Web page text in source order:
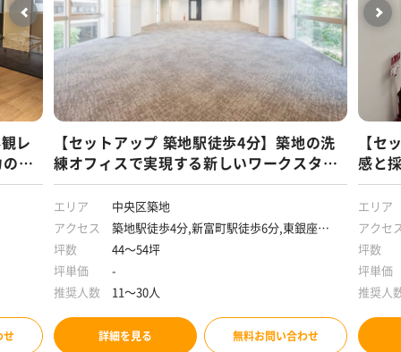
レ
オ
せ
【セットアップ 築地駅徒歩4分】築地の洗
練オフィスで実現する新しいワークスタイ
ル
エリア
中央区築地
アクセス
築地駅徒歩4分,新富町駅徒歩6分,東銀座駅
徒歩10分
坪数
44～54坪
坪単価
-
推奨人数
11～30人
詳細を見る 無料お問い合わせ
【セ
感と
エリア
アクセ
坪数
坪単価
推奨人